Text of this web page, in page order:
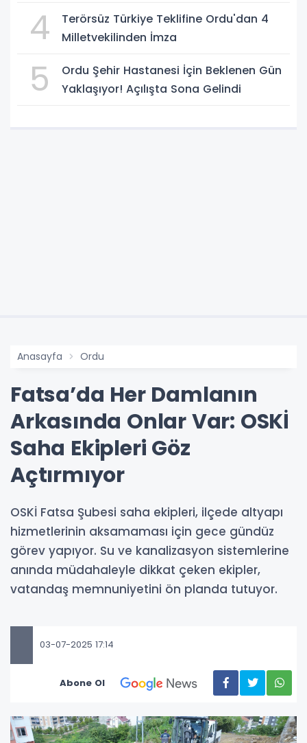
4
Terörsüz Türkiye Teklifine Ordu'dan 4
Milletvekilinden İmza
5
Ordu Şehir Hastanesi İçin Beklenen Gün
Yaklaşıyor! Açılışta Sona Gelindi
Anasayfa Ordu
Fatsa’da Her Damlanın
Arkasında Onlar Var: OSKİ
Saha Ekipleri Göz
Açtırmıyor
OSKİ Fatsa Şubesi saha ekipleri, ilçede altyapı
hizmetlerinin aksamaması için gece gündüz
görev yapıyor. Su ve kanalizasyon sistemlerine
anında müdahaleyle dikkat çeken ekipler,
vatandaş memnuniyetini ön planda tutuyor.
03-07-2025 17:14
Abone Ol